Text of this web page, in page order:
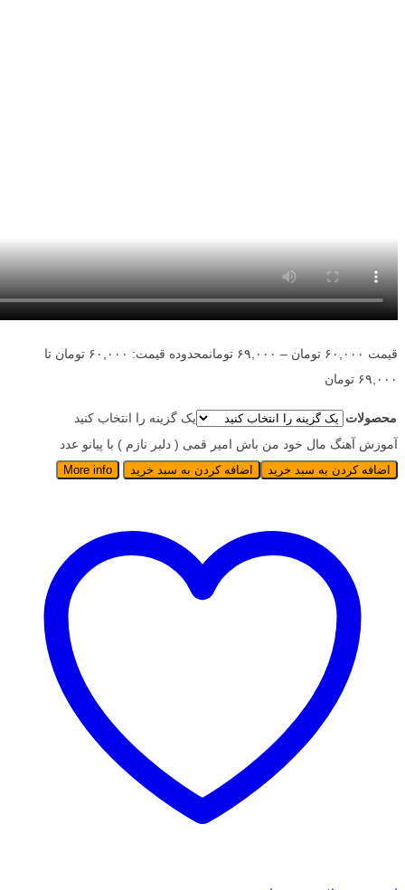
قیمت ۶۰,۰۰۰ تومان – ۶۹,۰۰۰ تومان
محدوده قیمت: ۶۰,۰۰۰ تومان تا
۶۹,۰۰۰ تومان
محصولات
یک گزینه را انتخاب کنید
آموزش آهنگ مال خود من باش امیر قمی ( دلبر نازم ) با پیانو عدد
اضافه کردن به سبد خرید اضافه کردن به سبد خرید More info